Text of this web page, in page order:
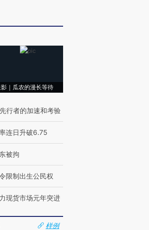
影｜瓜农的漫长等待
行者的加速和考验
连日升破6.75
被拘
限制出生公民权
现货市场元年突进
样例